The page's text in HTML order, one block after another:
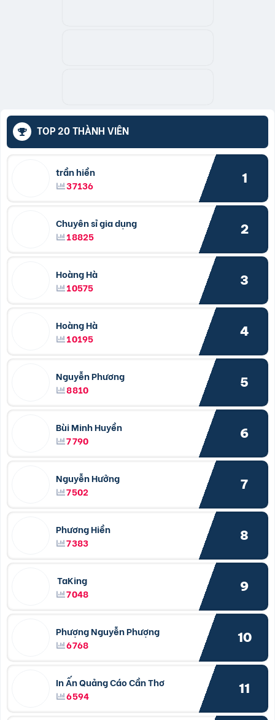
TOP 20 THÀNH VIÊN
trần hiền
37136
1
Chuyên sỉ gia dụng
18825
2
Hoàng Hà
10575
3
Hoàng Hà
10195
4
Nguyễn Phương
8810
5
Bùi Minh Huyền
7790
6
Nguyễn Hưởng
7502
7
Phương Hiền
7383
8
TaKing
7048
9
Phượng Nguyễn Phượng
6768
10
In Ấn Quảng Cáo Cần Thơ
6594
11